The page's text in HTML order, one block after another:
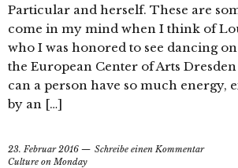
Particular and herself. These are
come in my mind when I think of
who I was honored to see dancing
the European Center of Arts
can a person have so much energy,
by an […]
23. Februar 2016
Schreibe einen Kommentar
Culture on Monday